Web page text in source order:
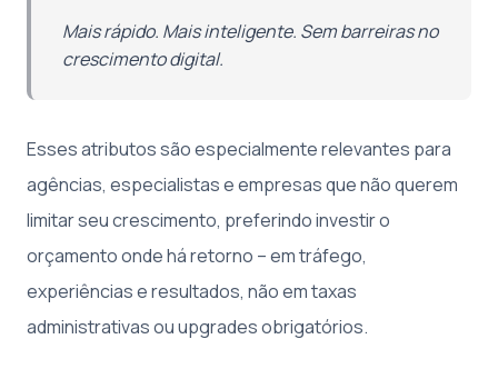
Mais rápido. Mais inteligente. Sem barreiras no
crescimento digital.
Esses atributos são especialmente relevantes para
agências, especialistas e empresas que não querem
limitar seu crescimento, preferindo investir o
orçamento onde há retorno – em tráfego,
experiências e resultados, não em taxas
administrativas ou upgrades obrigatórios.